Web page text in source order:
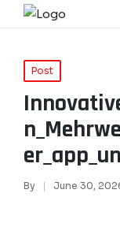
Post
By June 30,